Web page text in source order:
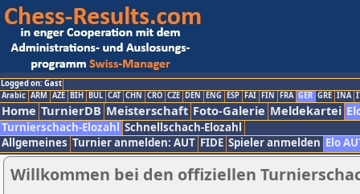
Logged on: Gast
Arabic ARM AZE BIH BUL CAT CHN CRO CZE DEN ENG ESP FAI FIN FRA GER GRE INA
Home TurnierDB Meisterschaft Foto-Galerie Meldekartei
Turnierschach-Elozahl Schnellschach-Elozahl
Allgemeines Turnier anmelden: AUT FIDE Spieler anmelden Elo
Willkommen bei den offiziellen